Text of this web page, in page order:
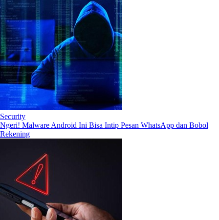
Security
Ngeri! Malware Android Ini Bisa Intip Pesan WhatsApp dan Bobol
Rekening